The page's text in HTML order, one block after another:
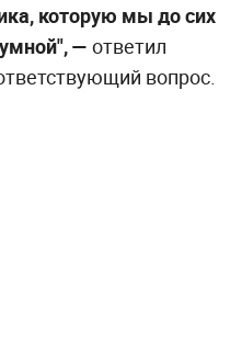
которую мы до сих
— ответил
вопрос.